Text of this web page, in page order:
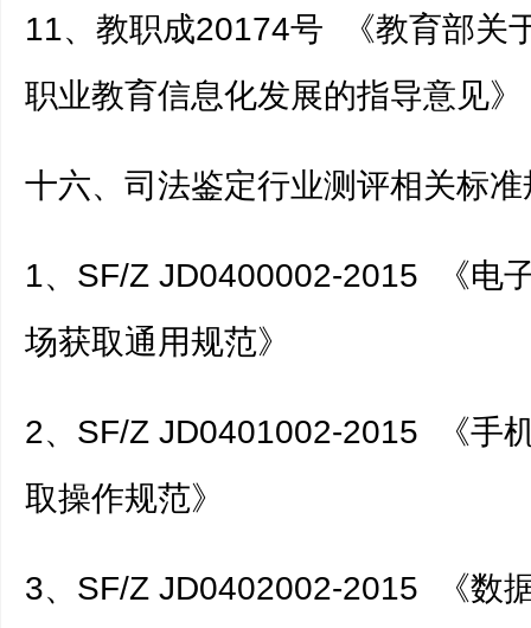
11、教职成20174号 《教育部关
职业教育信息化发展的指导意见》
十六、司法鉴定行业测评相关标准
1、SF/Z JD0400002-2015 《电
场获取通用规范》
2、SF/Z JD0401002-2015 《手
取操作规范》
3、SF/Z JD0402002-2015 《数